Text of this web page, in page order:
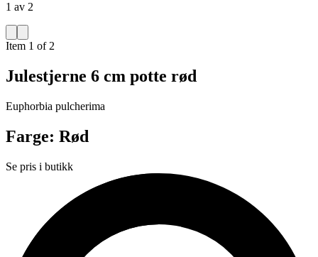
1 av 2
Item 1 of 2
Julestjerne 6 cm potte rød
Euphorbia pulcherima
Farge: Rød
Se pris i butikk